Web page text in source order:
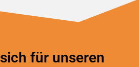
& Schmidt Holding Ltd.
für unseren